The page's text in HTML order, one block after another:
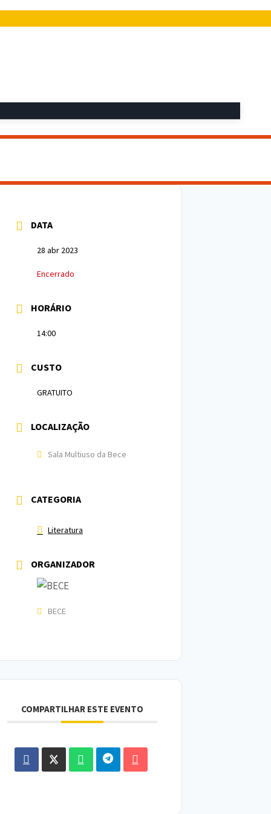
DATA
28 abr 2023
Encerrado
HORÁRIO
14:00
CUSTO
GRATUITO
LOCALIZAÇÃO
Sala Multiuso da Bece
CATEGORIA
Literatura
ORGANIZADOR
BECE
COMPARTILHAR ESTE EVENTO